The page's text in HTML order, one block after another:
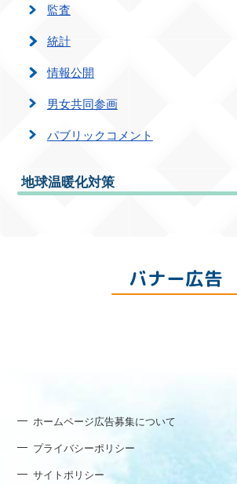
監査
統計
情報公開
男女共同参画
パブリックコメント
地球温暖化対策
バナー広告
ホームページ広告募集について
プライバシーポリシー
サイトポリシー